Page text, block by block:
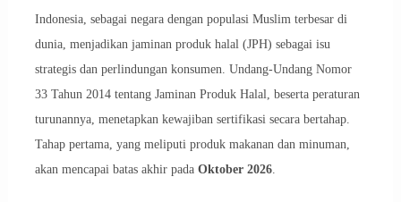
Indonesia, sebagai negara dengan populasi Muslim terbesar di
dunia, menjadikan jaminan produk halal (JPH) sebagai isu
strategis dan perlindungan konsumen. Undang-Undang Nomor
33 Tahun 2014 tentang Jaminan Produk Halal, beserta peraturan
turunannya, menetapkan kewajiban sertifikasi secara bertahap.
Tahap pertama, yang meliputi produk makanan dan minuman,
akan mencapai batas akhir pada Oktober 2026.